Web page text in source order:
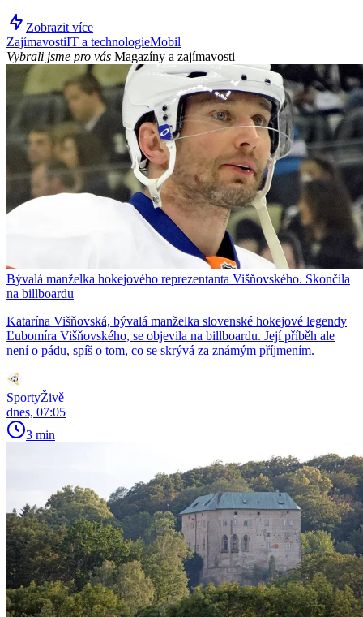
Zobrazit více
ZajímavostiIT a technologieMobil
Vybrali jsme pro vás Magazíny a zajímavosti
Bývalá manželka hokejového reprezentanta Višňovského. Skončila
na billboardu
Katarína Višňovská, bývalá manželka slovenské hokejové legendy
Ľubomíra Višňovského, se objevila na billboardu. Její příběh ale
není o pádu, spíš o tom, co se skrývá za známým příjmením.
SportyŽivě
dnes, 07:05
3 min